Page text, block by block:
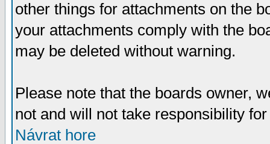
other things for attachments on the
your attachments comply with the
may be deleted without warning.
Please note that the boards owner,
not and will not take responsibility
Návrat hore